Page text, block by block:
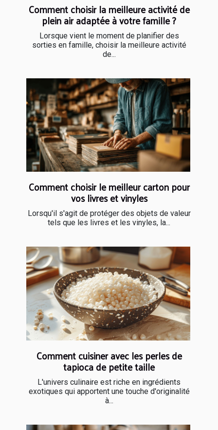
Comment choisir la meilleure activité de
plein air adaptée à votre famille ?
Lorsque vient le moment de planifier des
sorties en famille, choisir la meilleure activité
de...
Comment choisir le meilleur carton pour
vos livres et vinyles
Lorsqu'il s'agit de protéger des objets de valeur
tels que les livres et les vinyles, la...
Comment cuisiner avec les perles de
tapioca de petite taille
L'univers culinaire est riche en ingrédients
exotiques qui apportent une touche d'originalité
à...